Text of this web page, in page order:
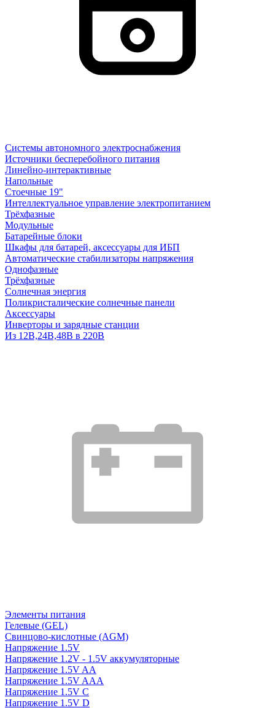
Системы автономного электроснабжения
Источники бесперебойного питания
Линейно-интерактивные
Напольные
Стоечные 19"
Интеллектуальное управление электропитанием
Трёхфазные
Модульные
Батарейные блоки
Шкафы для батарей, аксессуары для ИБП
Автоматические стабилизаторы напряжения
Однофазные
Трёхфазные
Солнечная энергия
Поликристалические солнечные панели
Аксессуары
Инверторы и зарядные станции
Из 12В,24В,48В в 220В
Элементы питания
Гелевые (GEL)
Свинцово-кислотные (AGM)
Напряжение 1.5V
Напряжение 1.2V - 1.5V аккумуляторные
Напряжение 1.5V AA
Напряжение 1.5V AAA
Напряжение 1.5V C
Напряжение 1.5V D